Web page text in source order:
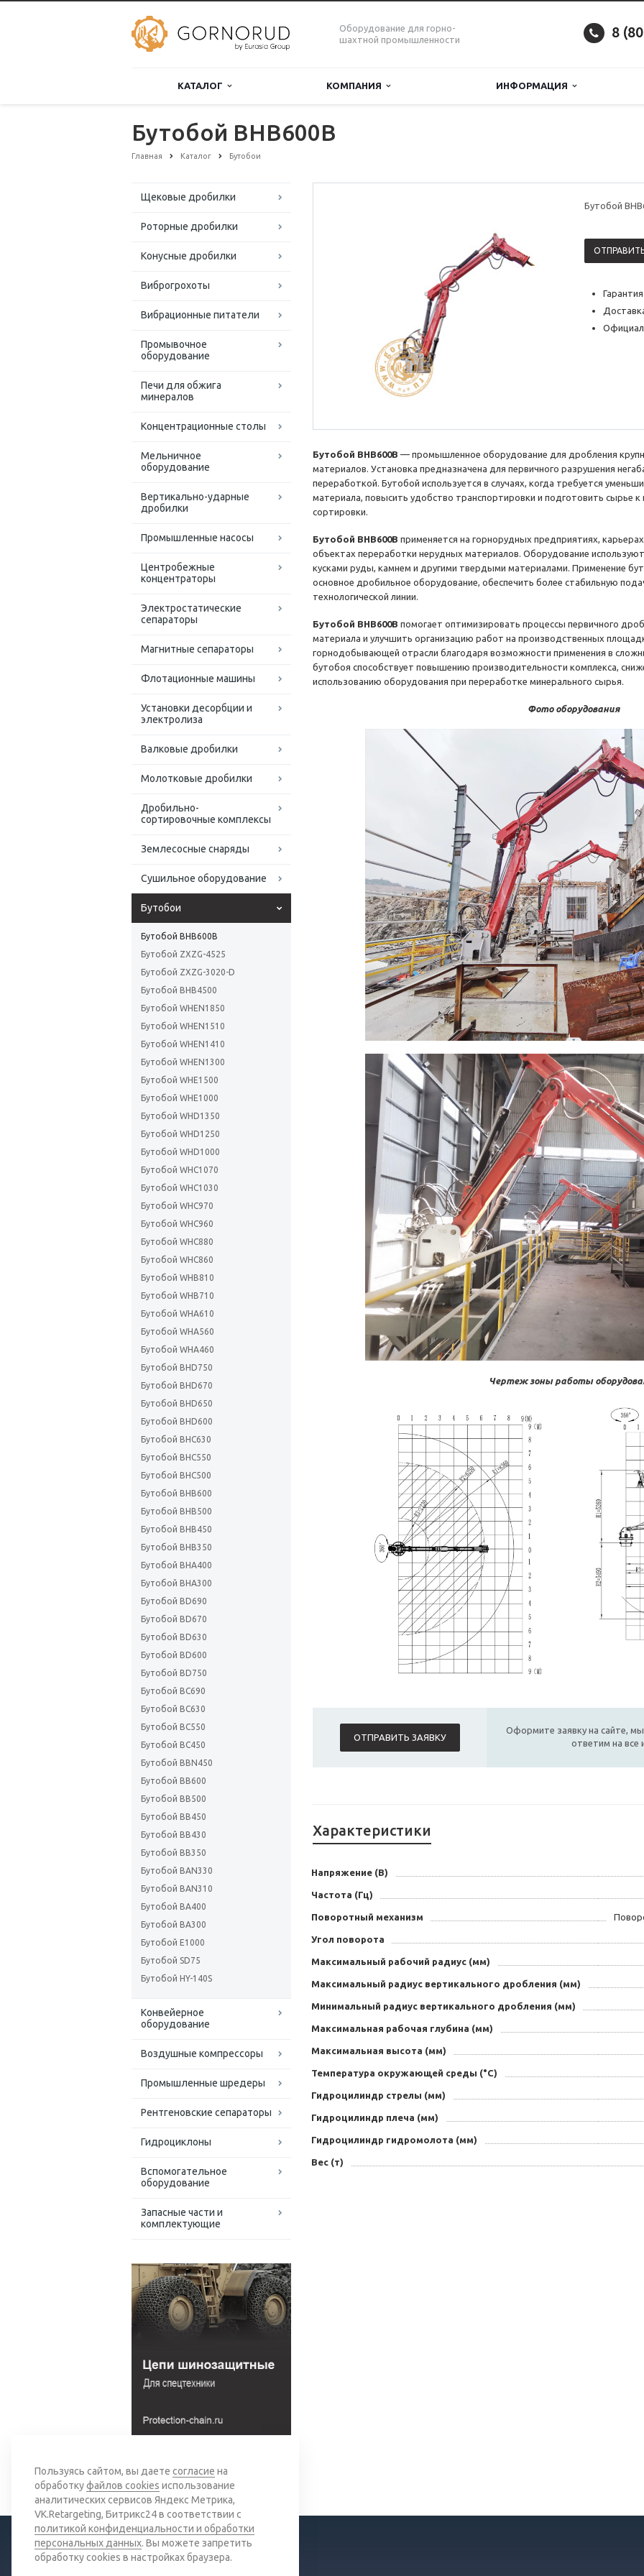
Оборудование для горно-
шахтной промышленности
8
КАТАЛОГ КОМПАНИЯ ИНФОРМАЦИЯ
Бутобой BHB600B
Главная Каталог Бутобои
Щековые дробилки
Роторные дробилки
Конусные дробилки
Виброгрохоты
Вибрационные питатели
Промывочное
оборудование
Печи для обжига
минералов
Концентрационные столы
Мельничное
оборудование
Вертикально-ударные
дробилки
Промышленные насосы
Центробежные
концентраторы
Электростатические
сепараторы
Магнитные сепараторы
Флотационные машины
Установки десорбции и
электролиза
Валковые дробилки
Молотковые дробилки
Дробильно-
сортировочные комплексы
Землесосные снаряды
Сушильное оборудование
Бутобои
Бутобой BHB600B
Бутобой ZXZG-4525
Бутобой ZXZG-3020-D
Бутобой BHB4500
Бутобой WHEN1850
Бутобой WHEN1510
Бутобой WHEN1410
Бутобой WHEN1300
Бутобой WHE1500
Бутобой WHE1000
Бутобой WHD1350
Бутобой WHD1250
Бутобой WHD1000
Бутобой WHC1070
Бутобой WHC1030
Бутобой WHC970
Бутобой WHC960
Бутобой WHC880
Бутобой WHC860
Бутобой WHB810
Бутобой WHB710
Бутобой WHA610
Бутобой WHA560
Бутобой WHA460
Бутобой BHD750
Бутобой BHD670
Бутобой BHD650
Бутобой BHD600
Бутобой BHC630
Бутобой BHC550
Бутобой BHC500
Бутобой BHB600
Бутобой BHB500
Бутобой BHB450
Бутобой BHB350
Бутобой BHA400
Бутобой BHA300
Бутобой BD690
Бутобой BD670
Бутобой BD630
Бутобой BD600
Бутобой BD750
Бутобой BC690
Бутобой BC630
Бутобой BC550
Бутобой BC450
Бутобой BBN450
Бутобой BB600
Бутобой BB500
Бутобой BB450
Бутобой BB430
Бутобой BB350
Бутобой BAN330
Бутобой BAN310
Бутобой BA400
Бутобой BA300
Бутобой Е1000
Бутобой SD75
Бутобой HY-140S
Конвейерное
оборудование
Воздушные компрессоры
Промышленные шредеры
Рентгеновские сепараторы
Гидроциклоны
Вспомогательное
оборудование
Запасные части и
комплектующие
Бутобой
Бутобой BHB600B — промышленное оборудование для дробления
материалов. Установка предназначена для первичного разрушения
переработкой. Бутобой используется в случаях, когда требуется
материала, повысить удобство транспортировки и подготовить сырье
сортировки.
Бутобой BHB600B применяется на горнорудных предприятиях,
объектах переработки нерудных материалов. Оборудование
кусками руды, камнем и другими твердыми материалами. Применение
основное дробильное оборудование, обеспечить более стабильную
технологической линии.
Бутобой BHB600B помогает оптимизировать процессы первичного
материала и улучшить организацию работ на производственных
горнодобывающей отрасли благодаря возможности применения в
бутобоя способствует повышению производительности комплекса,
использованию оборудования при переработке минерального сырья.
Фото оборудования
Чертеж зоны работы
ОТПРАВИТЬ ЗАЯВКУ
Оформите заявку на сайте,
ответим на все
Характеристики
Напряжение (В)
Частота (Гц)
Поворотный механизм
Угол поворота
Максимальный рабочий радиус (мм)
Максимальный радиус вертикального дробления (мм)
Минимальный радиус вертикального дробления (мм)
Максимальная рабочая глубина (мм)
Максимальная высота (мм)
Температура окружающей среды (°C)
Гидроцилиндр стрелы (мм)
Гидроцилиндр плеча (мм)
Гидроцилиндр гидромолота (мм)
Вес (т)
Вернуться к списку
Пользуясь сайтом, вы даете согласие на
обработкуфайлов cookies использование
аналитических сервисов Яндекс Метрика,
VK.Retargeting, Битрикс24 в соответствии с
политикой конфиденциальности и обработки
персональных данных. Вы можете запретить
обработку cookies в настройках браузера.